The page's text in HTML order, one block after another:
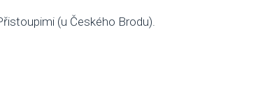
(u Českého Brodu).